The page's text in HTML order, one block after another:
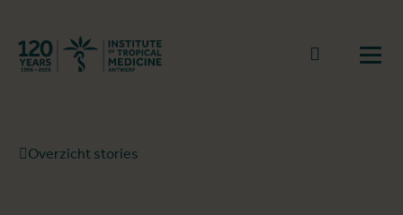
Terug naar start
Naar
Overzicht stories